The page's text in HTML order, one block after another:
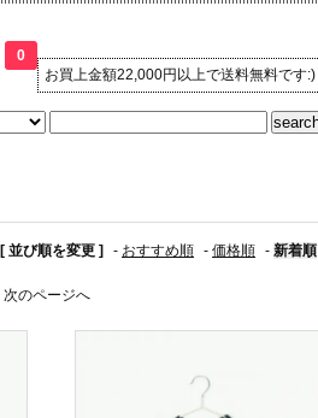
お買上金額22,000円以上で送料無料です:)
0
[ 並び順を変更 ] - おすすめ順 - 価格順 - 新着順
次のページへ